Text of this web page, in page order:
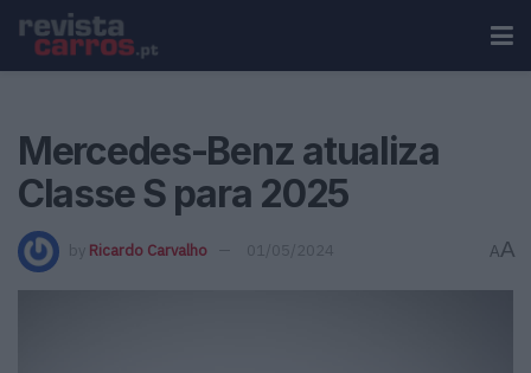
Mercedes-Benz atualiza
Classe S para 2025
by Ricardo Carvalho 01/05/2024 AA